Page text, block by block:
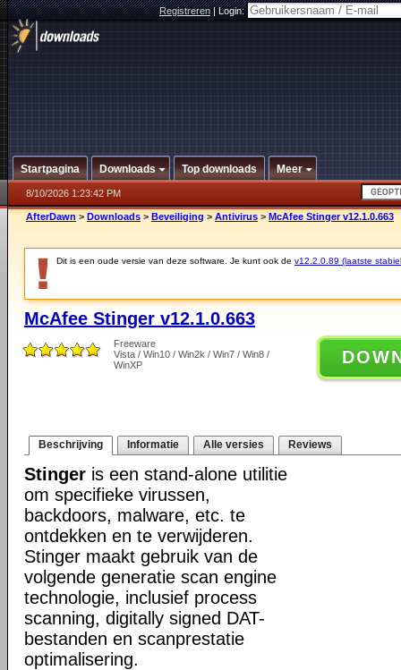
Registreren|Login:
Startpagina Downloads Top downloads Meer
8/10/2026 1:23:42 PM
AfterDawn > Downloads > Beveiliging > Antivirus > McAfee Stinger v12.1.0.663
Dit is een oude versie van deze software. Je kunt ook de v12.2.0.89 (laatste
McAfee Stinger v12.1.0.663
Freeware
Vista / Win10 / Win2k / Win7 / Win8 /
WinXP
Beschrijving Informatie Alle versies Reviews
Stinger is een stand-alone utilitie
om specifieke virussen,
backdoors, malware, etc. te
ontdekken en te verwijderen.
Stinger maakt gebruik van de
volgende generatie scan engine
technologie, inclusief process
scanning, digitally signed DAT-
bestanden en scanprestatie
optimalisering.